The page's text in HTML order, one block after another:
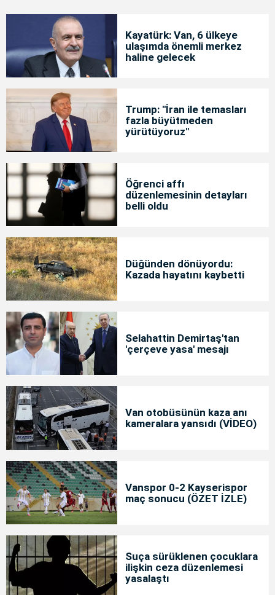
Kayatürk: Van, 6 ülkeye
ulaşımda önemli merkez
haline gelecek
Trump: "İran ile temasları
fazla büyütmeden
yürütüyoruz"
Öğrenci affı
düzenlemesinin detayları
belli oldu
Düğünden dönüyordu:
Kazada hayatını kaybetti
Selahattin Demirtaş'tan
'çerçeve yasa' mesajı
Van otobüsünün kaza anı
kameralara yansıdı (VİDEO)
Vanspor 0-2 Kayserispor
maç sonucu (ÖZET İZLE)
Suça sürüklenen çocuklara
ilişkin ceza düzenlemesi
yasalaştı